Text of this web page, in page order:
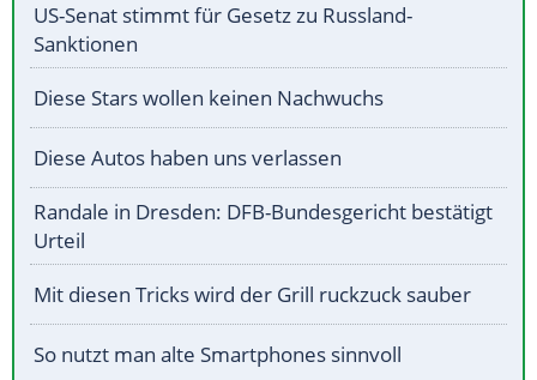
US-Senat stimmt für Gesetz zu Russland-
Sanktionen
Diese Stars wollen keinen Nachwuchs
Diese Autos haben uns verlassen
Randale in Dresden: DFB-Bundesgericht bestätigt
Urteil
Mit diesen Tricks wird der Grill ruckzuck sauber
So nutzt man alte Smartphones sinnvoll